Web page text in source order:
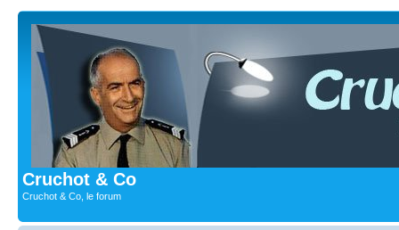
Cruchot & Co
Cruchot & Co, le forum